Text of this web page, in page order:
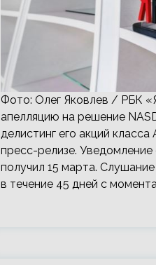
Фото: Олег Яковлев / РБК
апелляцию на решение
делистинг его акций
пресс-релизе. Уведомление
получил 15 марта.
в течение 45 дней с